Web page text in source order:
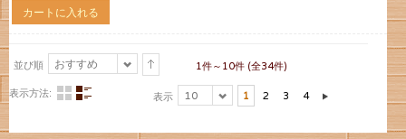
カートに入れる
並び順 おすすめ 1件～10件 (全34件)
表示方法: 表示 10 1 2 3 4